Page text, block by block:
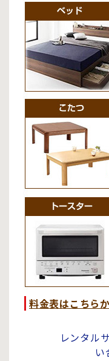
料金表はこちら
レンタル
い